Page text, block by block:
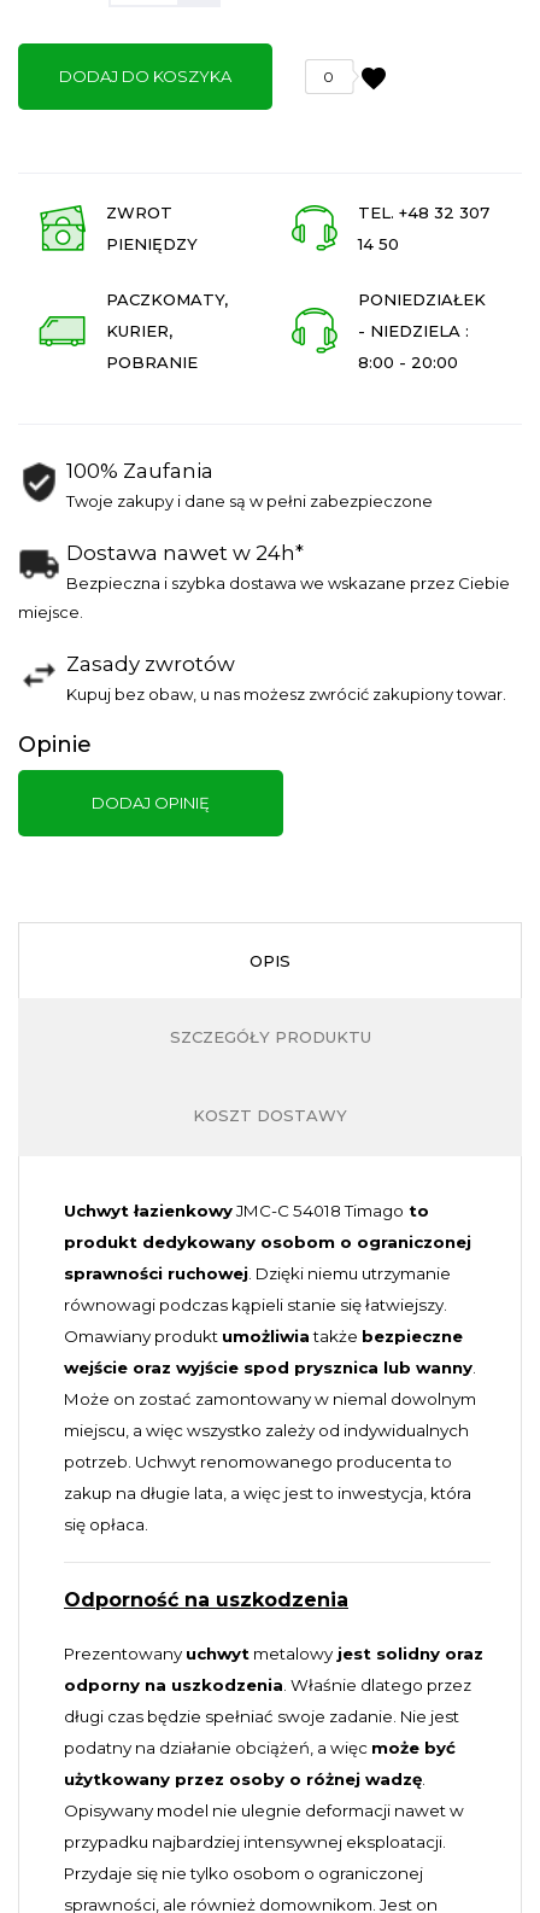
DODAJ DO KOSZYKA favorite
0
ZWROT
PIENIĘDZY
TEL. +48 32 307
14 50
PACZKOMATY,
KURIER,
POBRANIE
PONIEDZIAŁEK
- NIEDZIELA :
8:00 - 20:00
100% Zaufania
Twoje zakupy i dane są w pełni zabezpieczone
Dostawa nawet w 24h*
Bezpieczna i szybka dostawa we wskazane przez Ciebie
miejsce.
Zasady zwrotów
Kupuj bez obaw, u nas możesz zwrócić zakupiony towar.
Opinie
DODAJ OPINIĘ
OPIS
SZCZEGÓŁY PRODUKTU
KOSZT DOSTAWY
Uchwyt łazienkowyJMC-C 54018 Timago to
produkt dedykowany osobom o ograniczonej
sprawności ruchowej . Dzięki niemu utrzymanie
równowagi podczas kąpieli stanie się łatwiejszy.
Omawiany produkt umożliwiatakże bezpieczne
wejście oraz wyjście spod prysznica lub wanny
Może on zostać zamontowany w niemal dowolnym
miejscu, a więc wszystko zależy od indywidualnych
potrzeb. Uchwyt renomowanego producenta to
zakup na długie lata, a więc jest to inwestycja, która
się opłaca.
Odporność na uszkodzenia
Prezentowany uchwyt metalowy jest solidny oraz
odporny na uszkodzenia . Właśnie dlatego przez
długi czas będzie spełniać swoje zadanie. Nie jest
podatny na działanie obciążeń, a więc może być
użytkowany przez osoby o różnej wadzę
Opisywany model nie ulegnie deformacji nawet w
przypadku najbardziej intensywnej eksploatacji.
Przydaje się nie tylko osobom o ograniczonej
sprawności, ale również domownikom. Jest on